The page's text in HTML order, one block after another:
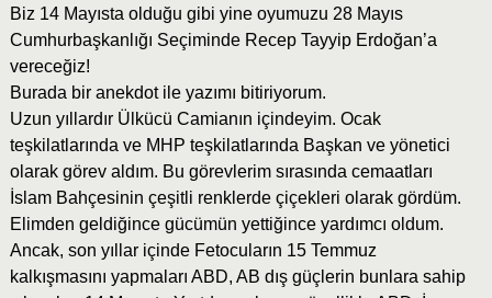
Biz 14 Mayısta olduğu gibi yine oyumuzu 28 Mayıs
Cumhurbaşkanlığı Seçiminde Recep Tayyip Erdoğan’a
vereceğiz!
Burada bir anekdot ile yazımı bitiriyorum.
Uzun yıllardır Ülkücü Camianın içindeyim. Ocak
teşkilatlarında ve MHP teşkilatlarında Başkan ve yönetici
olarak görev aldım. Bu görevlerim sırasında cemaatları
İslam Bahçesinin çeşitli renklerde çiçekleri olarak gördüm.
Elimden geldiğince gücümün yettiğince yardımcı oldum.
Ancak, son yıllar içinde Fetocuların 15 Temmuz
kalkışmasını yapmaları ABD, AB dış güçlerin bunlara sahip